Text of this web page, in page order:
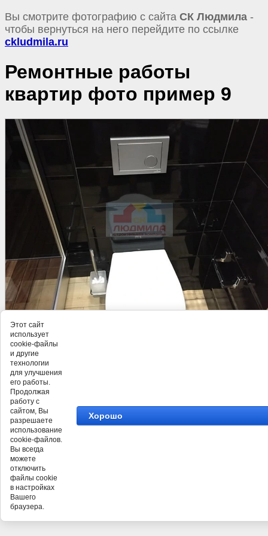
Вы смотрите фотографию с сайта СК Людмила -
чтобы вернуться на него перейдите по ссылке
ckludmila.ru
Ремонтные работы
квартир фото пример 9
©СК Людмила
Этот сайт
использует
cookie-файлы
и другие
технологии
для улучшения
его работы.
Продолжая
работу с
сайтом, Вы
разрешаете
использование
cookie-файлов.
Вы всегда
можете
отключить
файлы cookie
в настройках
Вашего
браузера.
Хорошо